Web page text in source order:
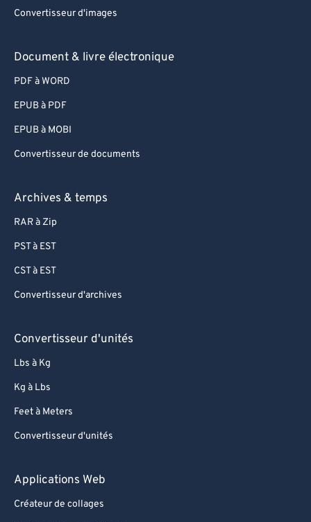
Convertisseur d'images
Document & livre électronique
PDF à WORD
EPUB à PDF
EPUB à MOBI
Convertisseur de documents
Archives & temps
RAR à Zip
PST à EST
CST à EST
Convertisseur d'archives
Convertisseur d'unités
Lbs à Kg
Kg à Lbs
Feet à Meters
Convertisseur d'unités
Applications Web
Créateur de collages